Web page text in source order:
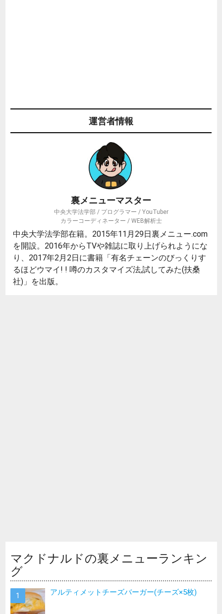
運営者情報
裏メニューマスター
中央大学法学部 / プログラマー / YouTuber
カラーコーディネーター / WEB解析士
中央大学法学部在籍。2015年11月29日裏メニュー.com
を開設。2016年からTVや雑誌に取り上げられようにな
り、2017年2月2日に書籍「有名チェーンのびっくりす
るほどウマイ! ! 噂のカスタマイズ法,試してみた(扶桑
社)」を出版。
マクドナルドの裏メニューランキン
グ
アルティメットチーズバーガー(チーズ×5枚)